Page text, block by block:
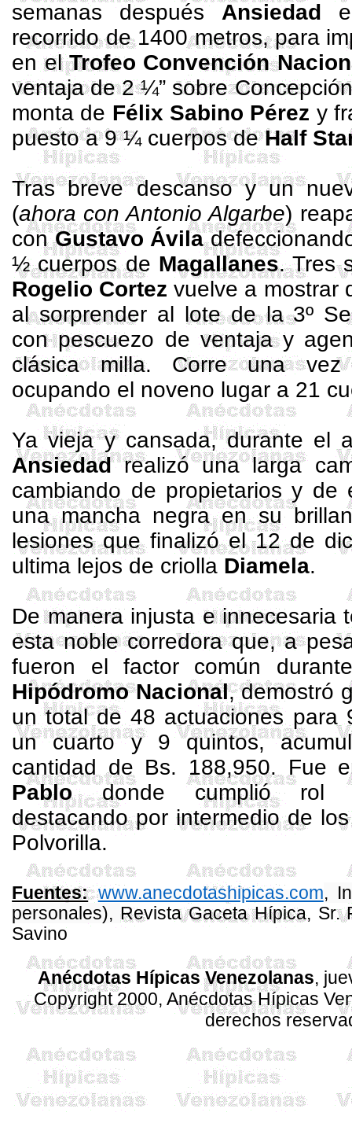
semanas después Ansiedad
recorrido de1400 metros, para
en elTrofeo Convención
ventaja de 2 ¼” sobre
monta de Félix Sabino Pérez y
puesto a 9 ¼ cuerpos deHalf
Tras breve descanso y un
(ahora con Antonio Algarbe)
conGustavo Ávila
½ cuerpos de Magallanes. Tres
Rogelio Cortez vuelve a mostrar
al sorprender al lote de la 3º
con pescuezo de ventaja y
clásica milla. Corre una
ocupando el noveno lugar a 21
Ya vieja y cansada, durante el
Ansiedadrealizó una larga
cambiando de propietarios y de
una mancha negra en su
lesiones que finalizó el 12 de
ultima lejos de criolla Diamela.
De manera injusta e innecesaria
esta noble corredora que, a
fueron el factor común
Hipódromo Nacional, demostró
un total de 48 actuaciones para
un cuarto y 9 quintos,
cantidad de Bs. 188,950. Fue
Pablodonde cumplió rol
destacando por intermedio de
Polvorilla.
Fuentes: www.anecdotashipicas.com,
personales),RevistaGaceta Hípica, Sr.
Savino
Anécdotas Hípicas Venezolanas,
Copyright 2000, Anécdotas Hípicas
derechos